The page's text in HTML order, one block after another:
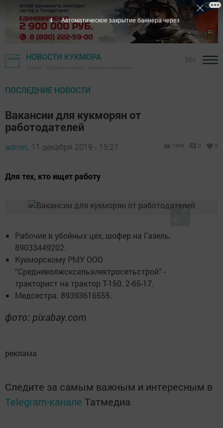
НОВОСТИ КУКМОРА
ПОСЛЕДНИЕ НОВОСТИ
Вакансии для кукморян от
работодателей
admin, 11 декабря 2019 - 15:27 1666 0 0
Для тех, кто ищет работу
Рабочие в убойных цех, шофер на Газель.
89033449202.
Кукморскому РМУ ООО
“Средневолжсксельэлектросетьстрой” -
тракторист на трактор Т-150. 2-65-17.
Медсестра. 89393616555.
фото: pixabay.com
реклама
Следите за самым важным и интересным в
Telegram-канале Татмедиа
2 Автоматическое закрытие баннера через